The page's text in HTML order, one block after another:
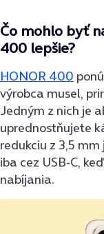
Čo mohlo byť
400 lepšie?
HONOR 400
výrobca musel,
Jedným z nich je
uprednostňujete
redukciu z 3,5
iba cez USB-C,
nabíjania.